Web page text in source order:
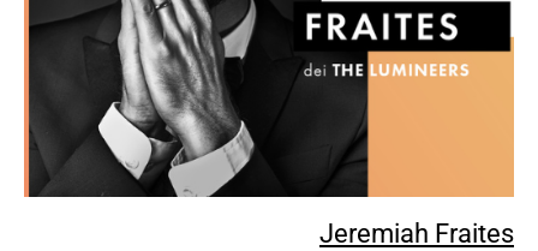
Jeremiah Fraites